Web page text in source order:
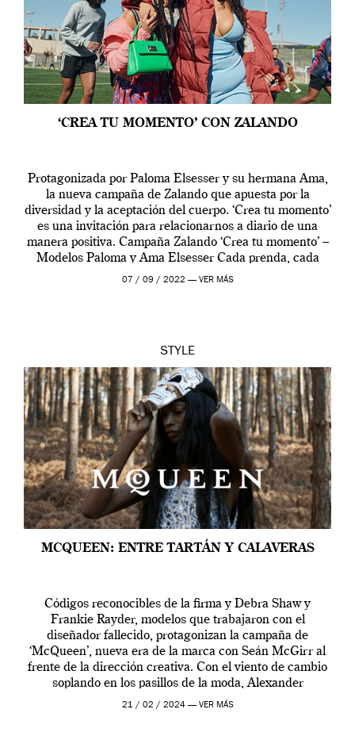
‘CREA TU MOMENTO’ CON ZALANDO
Protagonizada por Paloma Elsesser y su hermana Ama,
la nueva campaña de Zalando que apuesta por la
diversidad y la aceptación del cuerpo. ‘Crea tu momento’
es una invitación para relacionarnos a diario de una
manera positiva. Campaña Zalando ‘Crea tu momento’ –
Modelos Paloma y Ama Elsesser Cada prenda, cada
outfit, cada momento, caracteriza […]
07 / 09 / 2022 — VER MÁS
STYLE
MCQUEEN: ENTRE TARTÁN Y CALAVERAS
Códigos reconocibles de la firma y Debra Shaw y
Frankie Rayder, modelos que trabajaron con el
diseñador fallecido, protagonizan la campaña de
‘McQueen’, nueva era de la marca con Seán McGirr al
frente de la dirección creativa. Con el viento de cambio
soplando en los pasillos de la moda, Alexander
McQueen se prepara para una […]
21 / 02 / 2024 — VER MÁS